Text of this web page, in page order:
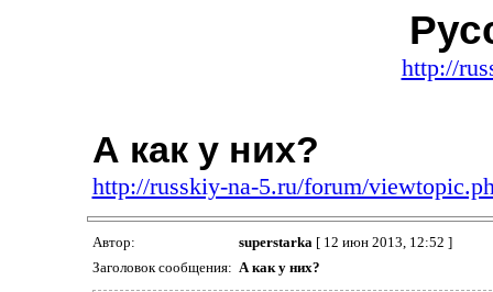
http://
А как у них?
http://russkiy-na-5.ru/forum/
Автор: superstarka[ 12 июн 2013, 12:52 ]
Заголовок сообщения: А как у них?